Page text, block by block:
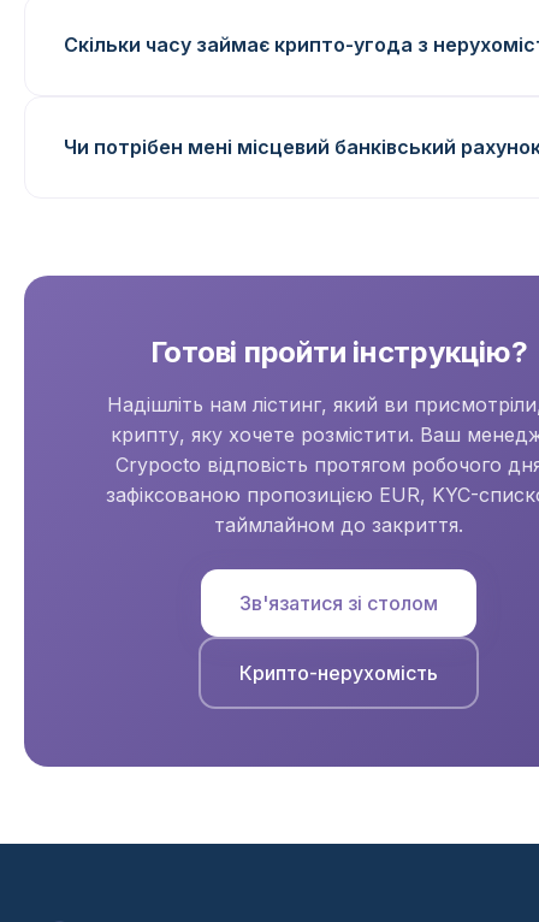
Скільки часу займає крипто-угода з
Чи потрібен мені місцевий банківський
Готові пройти інструкцію?
Надішліть нам лістинг, який ви
крипту, яку хочете розмістити. Ваш
Crypocto відповість протягом робочого дня
зафіксованою пропозицією EUR, KYC-
таймлайном до закриття.
Зв'язатися зі столом
Крипто-нерухомість